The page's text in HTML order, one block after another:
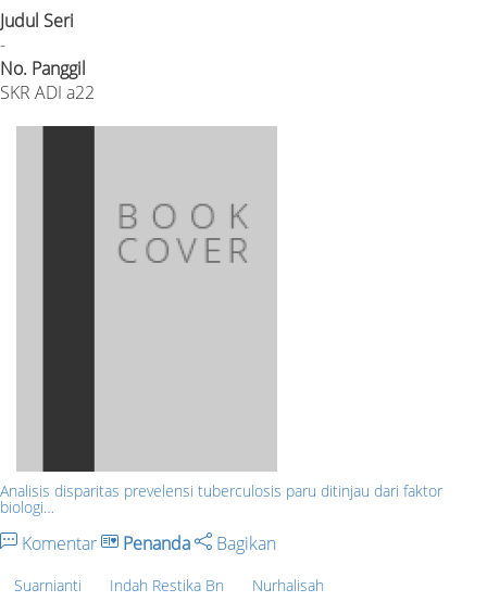
Judul Seri
-
No. Panggil
SKR ADI a22
Analisis disparitas prevelensi tuberculosis paru ditinjau dari faktor
biologi…
Komentar Penanda Bagikan
Suarnianti Indah Restika Bn Nurhalisah